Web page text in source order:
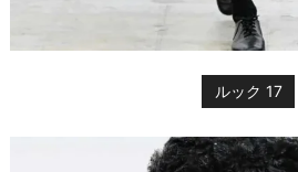
ルック 17